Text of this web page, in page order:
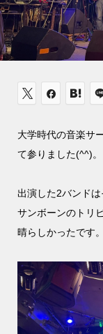
大学時代の音楽サ
て参りました(^^)。
出演した2バンド
サンボーンのトリ
晴らしかったです。